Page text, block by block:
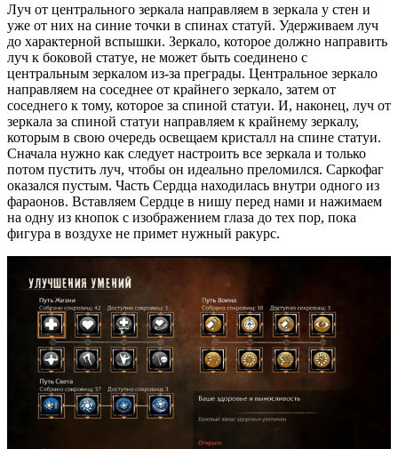
Луч от центрального зеркала направляем в зеркала у стен и
уже от них на синие точки в спинах статуй. Удерживаем луч
до характерной вспышки. Зеркало, которое должно направить
луч к боковой статуе, не может быть соединено с
центральным зеркалом из-за преграды. Центральное зеркало
направляем на соседнее от крайнего зеркало, затем от
соседнего к тому, которое за спиной статуи. И, наконец, луч от
зеркала за спиной статуи направляем к крайнему зеркалу,
которым в свою очередь освещаем кристалл на спине статуи.
Сначала нужно как следует настроить все зеркала и только
потом пустить луч, чтобы он идеально преломился. Саркофаг
оказался пустым. Часть Сердца находилась внутри одного из
фараонов. Вставляем Сердце в нишу перед нами и нажимаем
на одну из кнопок с изображением глаза до тех пор, пока
фигура в воздухе не примет нужный ракурс.